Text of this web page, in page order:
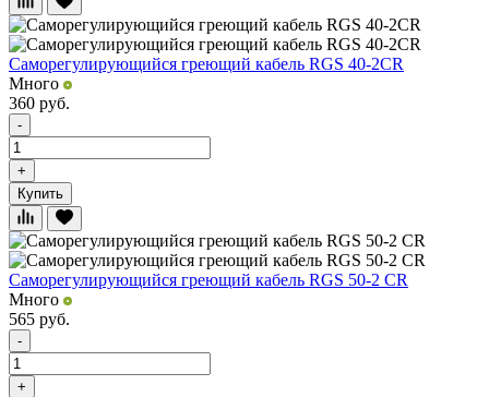
Саморегулирующийся греющий кабель RGS 40-2CR
Много
360 руб.
-
+
Купить
Саморегулирующийся греющий кабель RGS 50-2 CR
Много
565 руб.
-
+